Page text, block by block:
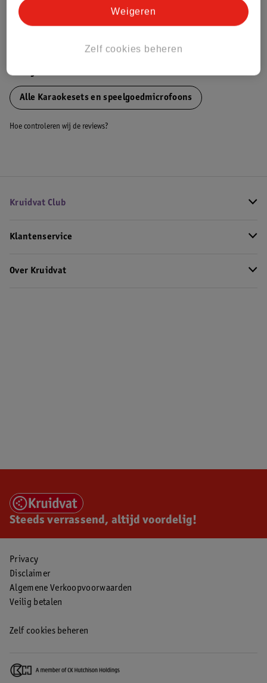
Bestel & Bezorginformatie
Bekijk ook
Alle Karaokesets en speelgoedmicrofoons
Hoe controleren wij de reviews?
Kruidvat Club
Klantenservice
Over Kruidvat
Steeds verrassend, altijd voordelig!
Privacy
Disclaimer
Algemene Verkoopvoorwaarden
Veilig betalen
Zelf cookies beheren
Zelf cookies beheren
Weigeren